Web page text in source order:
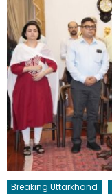
Breaking Uttarkhand